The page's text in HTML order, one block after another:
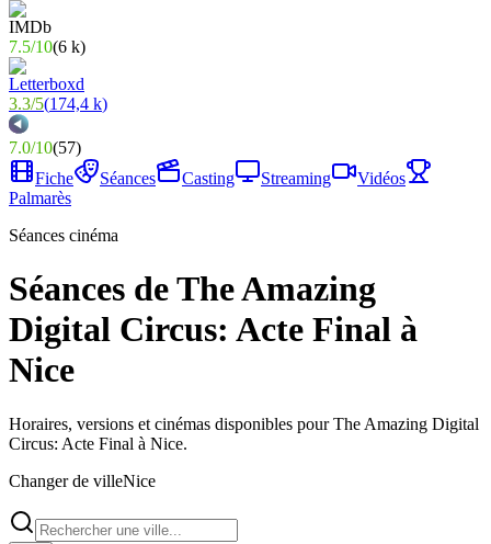
7.5/10(6 k)
3.3/5(174,4 k)
7.0/10(57)
Fiche
Séances Casting Streaming
Vidéos
Palmarès
Séances cinéma
Séances de The Amazing
Digital Circus: Acte Final à
Nice
Horaires, versions et cinémas disponibles pour The Amazing Digital
Circus: Acte Final à Nice.
Changer de villeNice